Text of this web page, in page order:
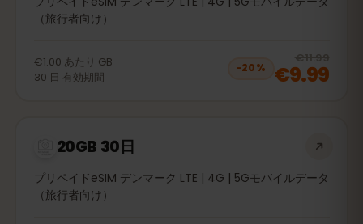
（旅行者向け）
€1.00 あたり GB
30 日 有効期間
−20%
€11.99
€9.99
20GB 30日
プリペイドeSIM デンマーク LTE | 4G | 5Gモバイルデータ
（旅行者向け）